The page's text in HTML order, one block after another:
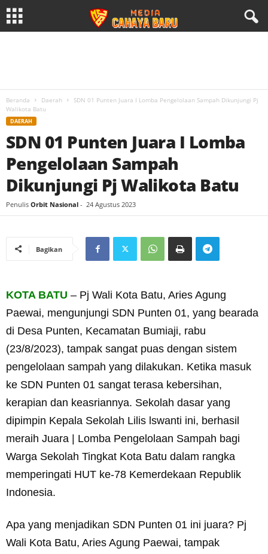
Beranda Daerah
SDN 01 Punten Juara I Lomba Pengelolaan Sampah Dikunjungi Pj
Walikota Batu
DAERAH
SDN 01 Punten Juara I Lomba
Pengelolaan Sampah
Dikunjungi Pj Walikota Batu
Penulis Orbit Nasional - 24 Agustus 2023
Bagikan
KOTA BATU – Pj Wali Kota Batu, Aries Agung
Paewai, mengunjungi SDN Punten 01, yang bearada
di Desa Punten, Kecamatan Bumiaji, rabu
(23/8/2023), tampak sangat puas dengan sistem
pengelolaan sampah yang dilakukan. Ketika masuk
ke SDN Punten 01 sangat terasa kebersihan,
kerapian dan keasriannya. Sekolah dasar yang
dipimpin Kepala Sekolah Lilis lswanti ini, berhasil
meraih Juara | Lomba Pengelolaan Sampah bagi
Warga Sekolah Tingkat Kota Batu dalam rangka
memperingati HUT ke-78 Kemerdekaan Republik
Indonesia.
Apa yang menjadikan SDN Punten 01 ini juara? Pj
Wali Kota Batu, Aries Agung Paewai, tampak